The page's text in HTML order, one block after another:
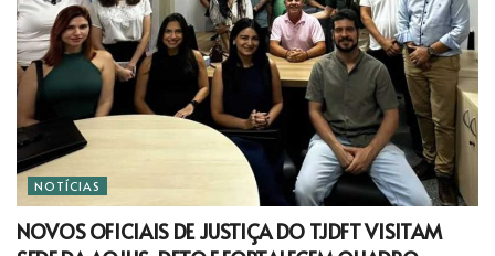
NOTÍCIAS
NOVOS OFICIAIS DE JUSTIÇA DO TJDFT VISITAM